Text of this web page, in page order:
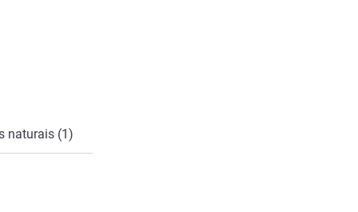
naturais (1)